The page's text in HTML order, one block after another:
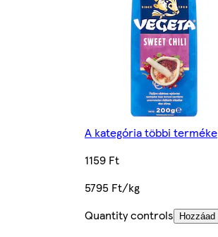
A kategória többi terméke
1159 Ft
5795 Ft/kg
Quantity controls
Hozzáad